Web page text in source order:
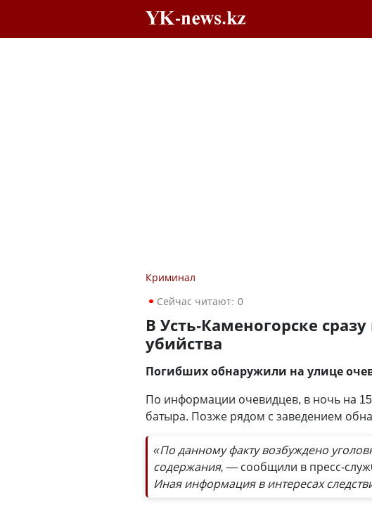
Криминал
Сейчас читают: 0
В Усть-Каменогорске
убийства
Погибших обнаружили на улице
По информации очевидцев, в ночь на
батыра. Позже рядом с заведением
«По данному факту возбуждено
содержания, — сообщили в пресс-
Иная информация в интересах